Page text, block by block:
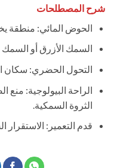
شرح المصطلحات
الحوض المائي: منطقة
السمك الأزرق أو
التحول الحضري: سكان
الراحة البيولوجية: منع
الثروة السمكية.
قدم التعمير: الاستقرار